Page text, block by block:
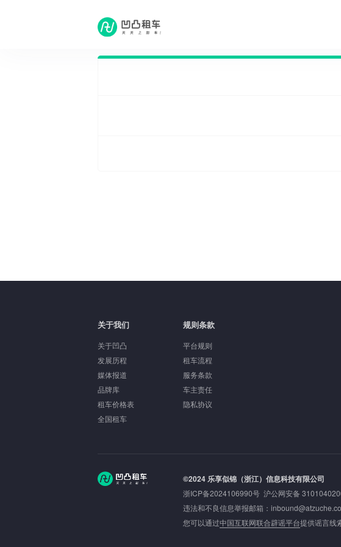
租车问答 ·北京预定相关租车问题
关于我们
关于凹凸
发展历程
媒体报道
品牌库
租车价格表
全国租车
规则条款
平台规则
租车流程
服务条款
车主责任
隐私协议
©2024 乐享似锦（浙江）信息科技有限公司
浙ICP备2024106990号 沪公网安备
违法和不良信息举报邮箱：
您可以通过中国互联网联合辟谣平台提供谣言线